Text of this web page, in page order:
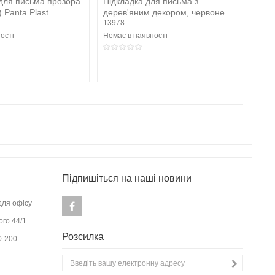
Panta Plast
дерев'яним декором, червоне
дерево
13978
Немає в наявності
офісу
44/1
200
Підпишіться на наші новини
Розсилка